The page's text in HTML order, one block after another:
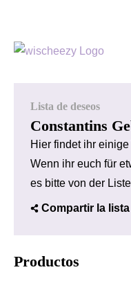
Lista de deseos
Constantins
Hier findet ihr
Wenn ihr euch für
es bitte von der
Compartir la
Productos